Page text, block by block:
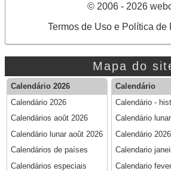
© 2006 - 2026
Termos de Uso e Política de
Mapa do
Calendário 2026
Calendário 2026
Calendários août 2026
Calendário lunar août 2026
Calendários de países
Calendários especiais
Calendário
Calendário -
Calendário
Calendário 2026
Calendario
Calendario